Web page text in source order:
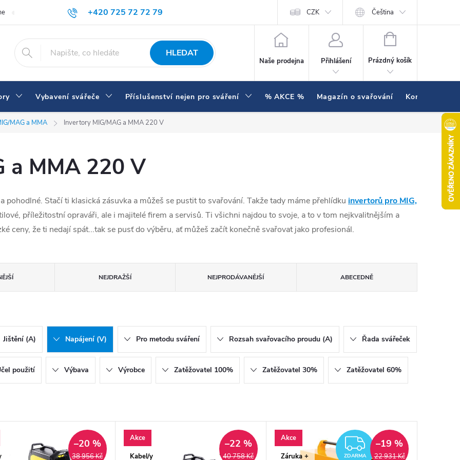
+420 725 72 72 79
eshop@svarecikukla.cz
Doprava a platba Proč nakupovat u nás Hodnocení obchodu
CZK Čeština
HLEDAT
Naše prodejna Přihlášení
NÁKUPNÍ KOŠÍK
Prázdný košík
Vybavení svářeče Příslušenství nejen pro sváření % AKCE % Magazín o svařování Kontakty
MAG a MMA Invertory MIG/MAG a MMA 220 V
a MMA 220 V
Stačí ti klasická zásuvka a můžeš se pustit to svařování. Takže tady máme přehlídku invertorů pro MIG,
příležitostní opraváři, ale i majitelé firem a servisů. Ti všichni najdou to svoje, a to v tom nejkvalitnějším a
ceny, že ti nedají spát...tak se pusť do výběru, ať můžeš začít konečně svařovat jako profesionál.
NEJDRAŽŠÍ NEJPRODÁVANĚJŠÍ ABECEDNĚ
Jištění (A) Napájení (V) Pro metodu sváření Rozsah svařovacího proudu (A) Řada svářeček
použití Výbava Výrobce Zatěžovatel 100% Zatěžovatel 30% Zatěžovatel 60%
38 956 Kč
–20 %
Akce
Kabel/y
40 758 Kč
–22 %
Akce
Záruka +
ZDARMA
ZDARMA 22 931 Kč
–19 %